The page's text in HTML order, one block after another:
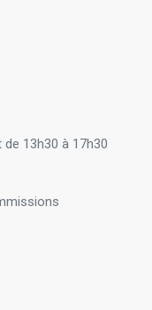
de 13h30 à 17h30